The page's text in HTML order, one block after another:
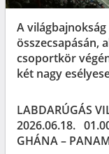
A
összecsapásán,
csoportkör
két nagy
LABDARÚGÁS
2026.06.18.
GHÁNA –